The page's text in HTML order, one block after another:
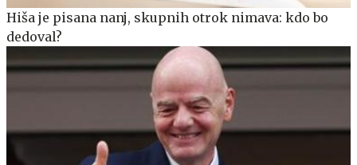
Hiša je pisana nanj, skupnih otrok nimava: kdo bo
dedoval?